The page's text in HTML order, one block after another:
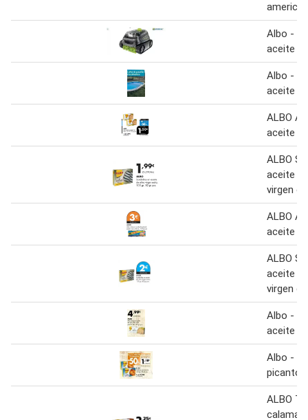
Albo -
aceite
Albo -
aceite
ALBO
aceite
ALBO
aceite
virgen
ALBO
aceite
ALBO
aceite
virgen
Albo -
aceite
Albo -
ALBO